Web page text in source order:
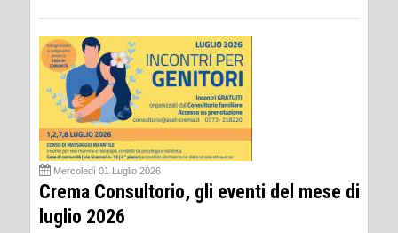
Mercoledì 01 Luglio 2026
Crema Consultorio, gli eventi del mese di
luglio 2026